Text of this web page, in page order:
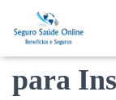
Plano
para